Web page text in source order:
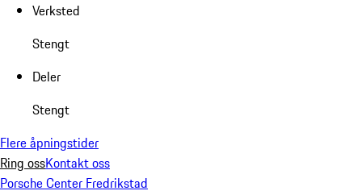
Verksted
Stengt
Deler
Stengt
Flere åpningstider
Ring ossKontakt oss
Porsche Center Fredrikstad